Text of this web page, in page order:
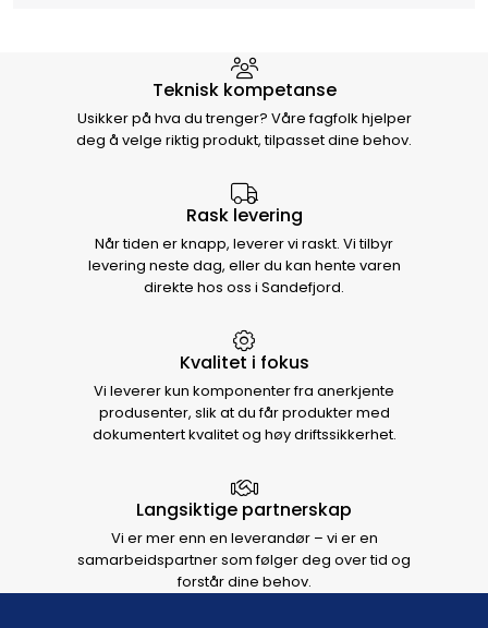
Hvorfor velge Storm Halvorsen
Teknisk kompetanse
Usikker på hva du trenger? Våre fagfolk hjelper
deg å velge riktig produkt, tilpasset dine behov.
Rask levering
Når tiden er knapp, leverer vi raskt. Vi tilbyr
levering neste dag, eller du kan hente varen
direkte hos oss i Sandefjord.
Kvalitet i fokus
Vi leverer kun komponenter fra anerkjente
produsenter, slik at du får produkter med
dokumentert kvalitet og høy driftssikkerhet.
Langsiktige partnerskap
Vi er mer enn en leverandør – vi er en
samarbeidspartner som følger deg over tid og
forstår dine behov.